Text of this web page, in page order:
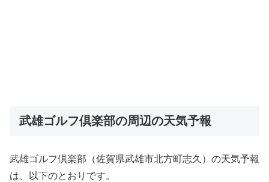
武雄ゴルフ倶楽部の周辺の天気予報
武雄ゴルフ倶楽部（佐賀県武雄市北方町志久）の天気予報
は、以下のとおりです。